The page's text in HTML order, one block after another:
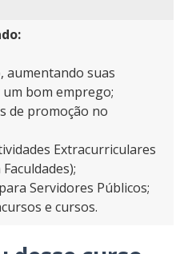
aumentando suas
bom emprego;
de promoção no
Extracurriculares
Servidores Públicos;
e cursos.